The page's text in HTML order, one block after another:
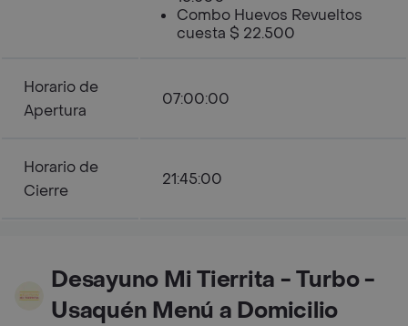
Combo Huevos Revueltos
cuesta $ 22.500
Horario de
Apertura
07:00:00
Horario de
Cierre
21:45:00
Desayuno Mi Tierrita - Turbo -
Usaquén Menú a Domicilio